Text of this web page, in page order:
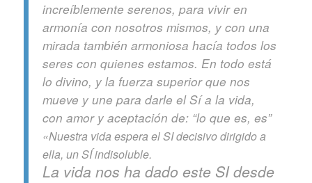
increíblemente serenos, para vivir en
armonía con nosotros mismos, y con una
mirada también armoniosa hacía todos los
seres con quienes estamos. En todo está
lo divino, y la fuerza superior que nos
mueve y une para darle el Sí a la vida,
con amor y aceptación de: “lo que es, es”
«Nuestra vida espera el SI decisivo dirigido a
ella, un SÍ indisoluble.
La vida nos ha dado este SI desde